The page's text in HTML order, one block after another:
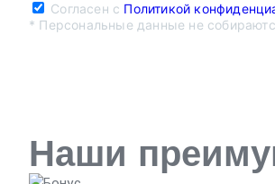
Согласен с Политикой
* Персональные данные не
Наши